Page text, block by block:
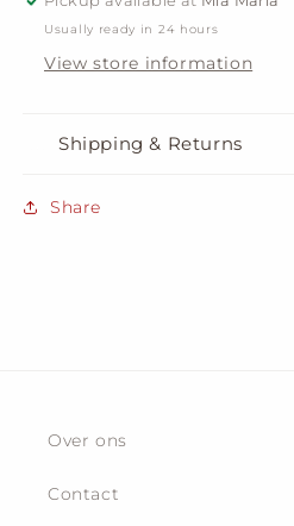
Usually ready in 24 hours
View store information
Shipping & Returns
Share
Over ons
Contact